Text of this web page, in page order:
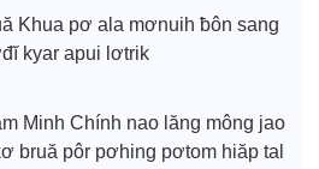
Khua pơ ala mơnuih ƀôn sang
kyar apui lơtrik
Minh Chính nao lăng mông jao
bruă pôr pơhing pơtom hiăp tal